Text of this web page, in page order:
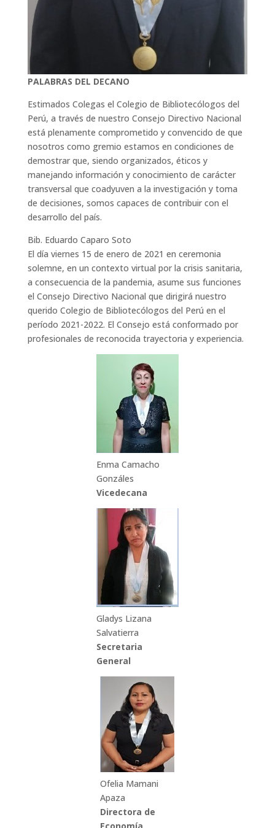
PALABRAS DEL DECANO
Estimados Colegas el Colegio de Bibliotecólogos del
Perú, a través de nuestro Consejo Directivo Nacional
está plenamente comprometido y convencido de que
nosotros como gremio estamos en condiciones de
demostrar que, siendo organizados, éticos y
manejando información y conocimiento de carácter
transversal que coadyuven a la investigación y toma
de decisiones, somos capaces de contribuir con el
desarrollo del país.
Bib. Eduardo Caparo Soto
El día viernes 15 de enero de 2021 en ceremonia
solemne, en un contexto virtual por la crisis sanitaria,
a consecuencia de la pandemia, asume sus funciones
el Consejo Directivo Nacional que dirigirá nuestro
querido Colegio de Bibliotecólogos del Perú en el
período 2021-2022. El Consejo está conformado por
profesionales de reconocida trayectoria y experiencia.
Enma Camacho
Gonzáles
Vicedecana
Gladys Lizana
Salvatierra
Secretaria
General
Ofelia Mamani
Apaza
Directora de